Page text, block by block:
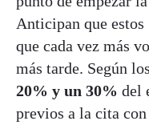
Anticipan que estos
que cada vez más
más tarde. Según
20% y un 30% del
previos a la cita